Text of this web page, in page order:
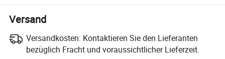
Versand
Versandkosten: Kontaktieren Sie den Lieferanten
bezüglich Fracht und voraussichtlicher Lieferzeit.